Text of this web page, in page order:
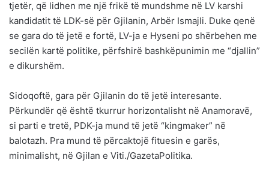
tjetër, që lidhen me një frikë të mundshme në LV karshi
kandidatit të LDK-së për Gjilanin, Arbër Ismajli. Duke qenë
se gara do të jetë e fortë, LV-ja e Hyseni po shërbehen me
secilën kartë politike, përfshirë bashkëpunimin me “djallin”
e dikurshëm.
Sidoqoftë, gara për Gjilanin do të jetë interesante.
Përkundër që është tkurrur horizontalisht në Anamoravë,
si parti e tretë, PDK-ja mund të jetë “kingmaker” në
balotazh. Pra mund të përcaktojë fituesin e garës,
minimalisht, në Gjilan e Viti./GazetaPolitika.